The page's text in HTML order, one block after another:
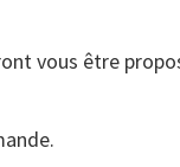
vous être